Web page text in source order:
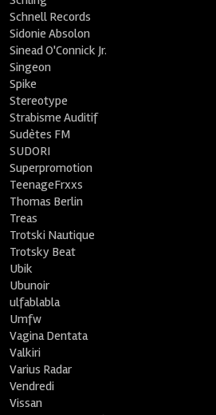
Schnell Records
Sidonie Absolon
Sinead O'Connick Jr.
Singeon
Spike
Stereotype
Strabisme Auditif
Sudètes FM
SUDORI
Superpromotion
TeenageFrxxs
Thomas Berlin
Treas
Trotski Nautique
Trotsky Beat
Ubik
Ubunoir
ulfablabla
Umfw
Vagina Dentata
Valkiri
Varius Radar
Vendredi
Vissan